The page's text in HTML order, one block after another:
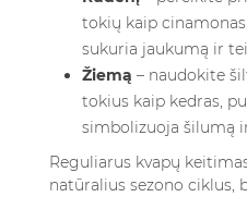
tokių kaip
sukuria jaukumą ir
Žiemą – naudokite
tokius kaip kedras,
simbolizuoja šilumą
Reguliarus kvapų
natūralius sezono ciklus,